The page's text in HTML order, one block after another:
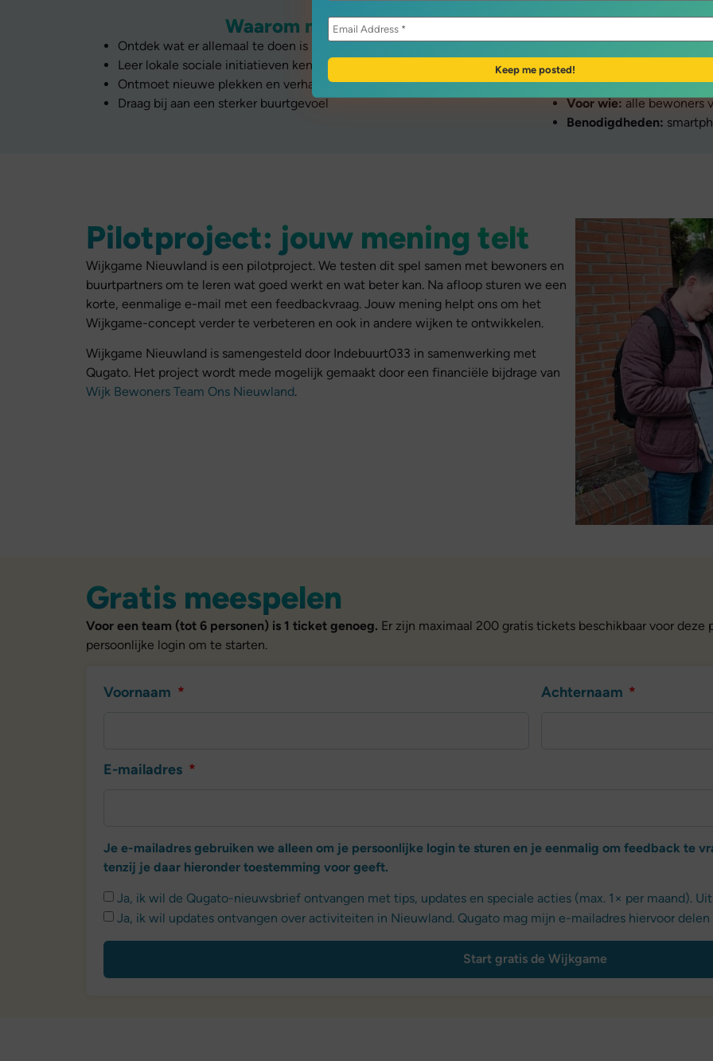
Waarom meedoen?
Ontdek wat er allemaal te doen is in Nieuwland
Leer lokale sociale initiatieven kennen
Ontmoet nieuwe plekken en verhalen in je eigen wijk
Draag bij aan een sterker buurtgevoel
Duur:ongeveer 1,5 uur.
Afstand:
Wanneer:speel op elk
Voor wie: alle bewoners
Benodigdheden:
Pilotproject: jouw mening telt
Wijkgame Nieuwland is een pilotproject. We testen dit spel samen met bewoners en
buurtpartners om te leren wat goed werkt en wat beter kan. Na afloop sturen we een
korte, eenmalige e-mail met een feedbackvraag. Jouw mening helpt ons om het
Wijkgame-concept verder te verbeteren en ook in andere wijken te ontwikkelen.
Wijkgame Nieuwland is samengesteld door Indebuurt033 in samenwerking met
Qugato. Het project wordt mede mogelijk gemaakt door een financiële bijdrage van
Wijk Bewoners Team Ons Nieuwland.
Gratis meespelen
Voor een team (tot 6 personen) is 1 ticket genoeg. Er zijn maximaal 200 gratis tickets beschikbaar voor
persoonlijke login om te starten.
Voornaam Achternaam
E-mailadres
Je e-mailadres gebruiken we alleen om je persoonlijke login te sturen en je eenmalig om feedback te
tenzij je daar hieronder toestemming voor geeft.
Ja, ik wil de Qugato-nieuwsbrief ontvangen met tips, updates en speciale acties (max. 1× per maand).
Ja, ik wil updates ontvangen over activiteiten in Nieuwland. Qugato mag mijn e-mailadres hiervoor
Start gratis de Wijkgame